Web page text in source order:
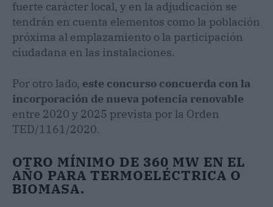
fuerte carácter local, y en la adjudicación se
tendrán en cuenta elementos como la población
próxima al emplazamiento o la participación
ciudadana en las instalaciones.
Por otro lado, este concurso concuerda con la
incorporación de nueva potencia renovable
entre 2020 y 2025 prevista por la Orden
TED/1161/2020.
OTRO MÍNIMO DE 360 MW EN EL
AÑO PARA TERMOELÉCTRICA O
BIOMASA.